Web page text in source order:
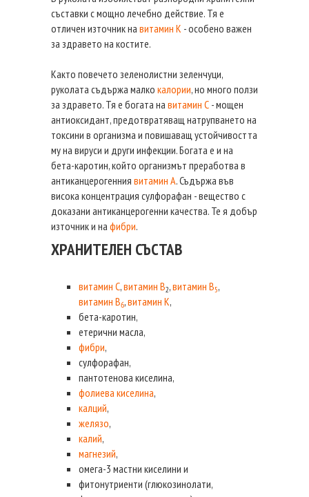
съставки с мощно лечебно действие. Тя е
отличен източник на витамин К - особено важен
за здравето на костите.
Както повечето зеленолистни зеленчуци,
руколата съдържа малко калории, но много ползи
за здравето. Тя е богата на витамин С - мощен
антиоксидант, предотвратяващ натрупването на
токсини в организма и повишаващ устойчивостта
му на вируси и други инфекции. Богата е и на
бета-каротин, който организмът преработва в
антиканцерогенния витамин А. Съдържа във
висока концентрация сулфорафан - вещество с
доказани антиканцерогенни качества. Те я добър
източник и на фибри.
ХРАНИТЕЛЕН СЪСТАВ
витамин С,витамин В2,витамин В5,
витамин В6,витамин К,
бета-каротин,
етерични масла,
фибри,
сулфорафан,
пантотенова киселина,
фолиева киселина,
калций,
желязо,
калий,
магнезий,
омега-3 мастни киселини и
фитонутриенти (глюкозинолати,